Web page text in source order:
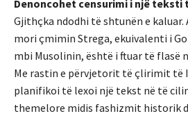
Denoncohet censurimi i një teksti
Gjithçka ndodhi të shtunën e
mori çmimin Strega, ekuivalenti i
mbi Musolinin, është i ftuar të flasë
Me rastin e përvjetorit të çlirimit të
planifikoi të lexoi një tekst në të
themelore midis fashizmit historik